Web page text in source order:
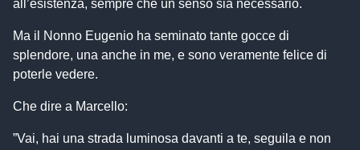
all’esistenza, sempre che un senso sia necessario.
Ma il Nonno Eugenio ha seminato tante gocce di
splendore, una anche in me, e sono veramente felice di
poterle vedere.
Che dire a Marcello:
”Vai, hai una strada luminosa davanti a te, seguila e non